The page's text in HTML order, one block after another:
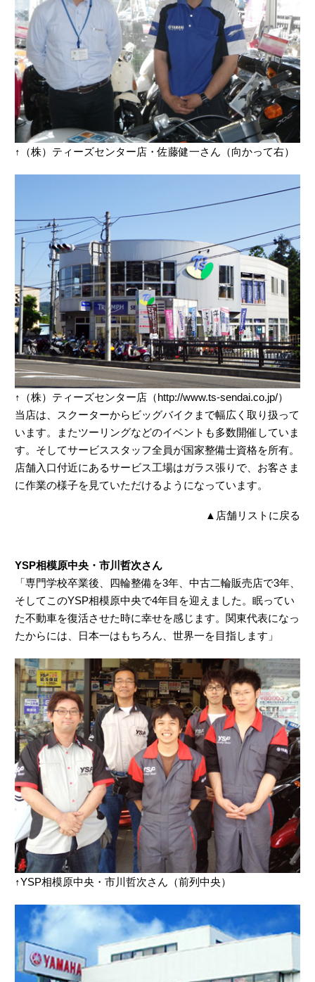
↑（株）ティーズセンター店・佐藤健一さん（向かって右）
↑（株）ティーズセンター店（http://www.ts-sendai.co.jp/）
当店は、スクーターからビッグバイクまで幅広く取り扱って
います。またツーリングなどのイベントも多数開催していま
す。そしてサービススタッフ全員が国家整備士資格を所有。
店舗入口付近にあるサービス工場はガラス張りで、お客さま
に作業の様子を見ていただけるようになっています。
▲ 店舗リストに戻る
YSP相模原中央・市川哲次さん
「専門学校卒業後、四輪整備を3年、中古二輪販売店で3年、
そしてこのYSP相模原中央で4年目を迎えました。眠ってい
た不動車を復活させた時に幸せを感じます。関東代表になっ
たからには、日本一はもちろん、世界一を目指します」
↑YSP相模原中央・市川哲次さん（前列中央）